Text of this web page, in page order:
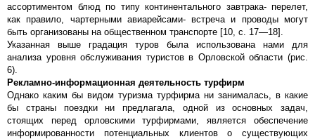
ассортиментом блюд по типу континентального завтрака- перелет,
как правило, чартерными авиарейсами- встреча и проводы могут
быть организованы на общественном транспорте [10, с. 17—18].
Указанная выше градация туров была использована нами для
анализа уровня обслуживания туристов в Орловской области (рис.
6).
Рекламно-информационная деятельность турфирм
Однако каким бы видом туризма турфирма ни занималась, в какие
бы страны поездки ни предлагала, одной из основных задач,
стоящих перед орловскими турфирмами, является обеспечение
информированности потенциальных клиентов о существующих